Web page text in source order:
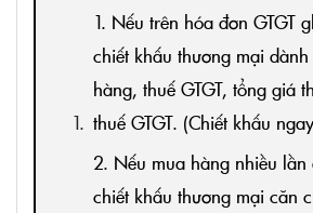
1. Nếu trên hóa đơn GTGT
chiết khấu thương mại
hàng, thuế GTGT, tổng giá
thuế GTGT. (Chiết khấu
2. Nếu mua hàng nhiều lần
chiết khấu thương mại căn